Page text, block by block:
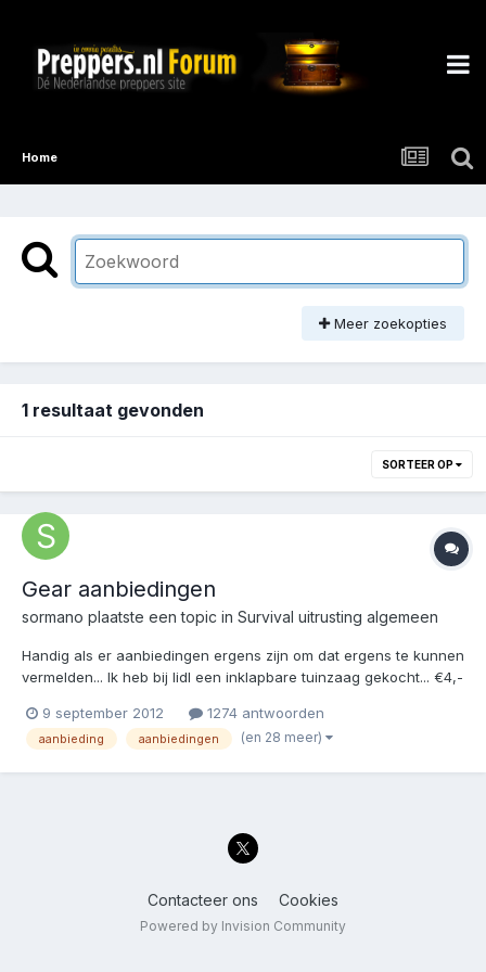
Home
Meer zoekopties
1 resultaat gevonden
SORTEER OP
Gear aanbiedingen
sormano plaatste een topic in Survival uitrusting algemeen
Handig als er aanbiedingen ergens zijn om dat ergens te kunnen
vermelden... Ik heb bij lidl een inklapbare tuinzaag gekocht... €4,-
Kwaliteit lijkt wel aardig, natuurlijk niet super maar voor €4,-
zeker de moeite waard!...
9 september 2012 1274 antwoorden
aanbieding aanbiedingen (en 28 meer)
Contacteer ons Cookies
Powered by Invision Community